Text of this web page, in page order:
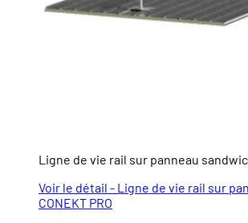
Ligne de vie rail sur panneau
Voir le détail - Ligne de vie rail sur
CONEKT PRO